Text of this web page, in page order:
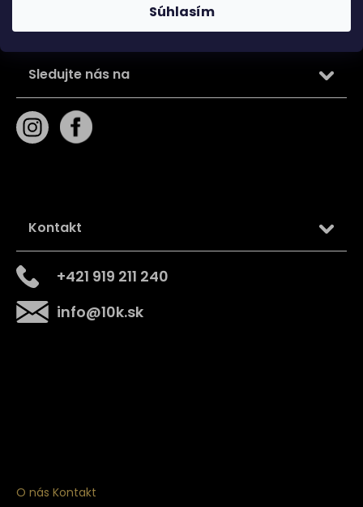
Súhlasím
Podmienky ochrany osobných údajov
Sledujte nás na
Kontakt
info@10k.sk
+421 919 211 240
O nás Kontakt